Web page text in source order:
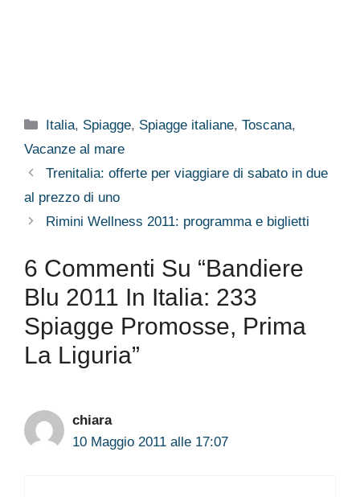
Categorie
Italia, Spiagge, Spiagge italiane,Toscana,
Vacanze al mare
Trenitalia: offerte per viaggiare di sabato in due
al prezzo di uno
Rimini Wellness 2011: programma e biglietti
6 Commenti Su “Bandiere
Blu 2011 In Italia: 233
Spiagge Promosse, Prima
La Liguria”
chiara
10 Maggio 2011 alle 17:07